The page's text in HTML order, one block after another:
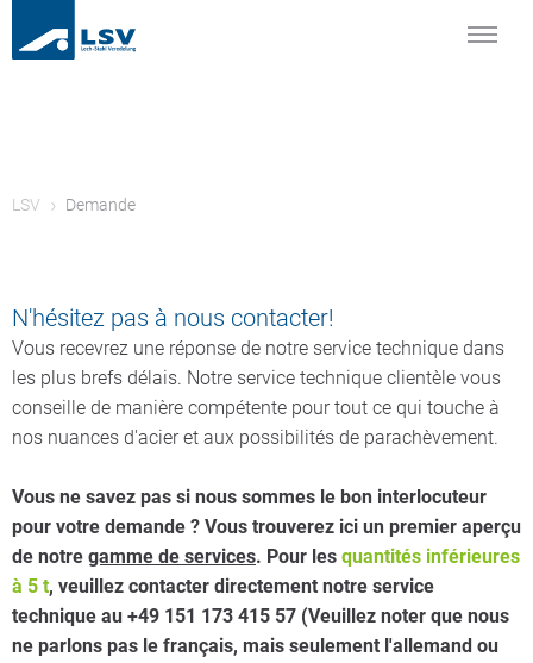
LSV Demande
N'hésitez pas à nous contacter!
Vous recevrez une réponse de notre service technique dans
les plus brefs délais. Notre service technique clientèle vous
conseille de manière compétente pour tout ce qui touche à
nos nuances d'acier et aux possibilités de parachèvement.
Vous ne savez pas si nous sommes le bon interlocuteur
pour votre demande ? Vous trouverez ici un premier aperçu
de notre gamme de services. Pour les quantités inférieures
à 5 t, veuillez contacter directement notre service
technique au +49 151 173 415 57 (Veuillez noter que nous
ne parlons pas le français, mais seulement l'allemand ou